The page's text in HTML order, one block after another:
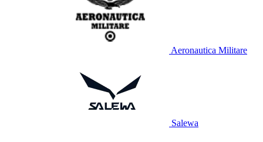
Aeronautica Militare
Salewa